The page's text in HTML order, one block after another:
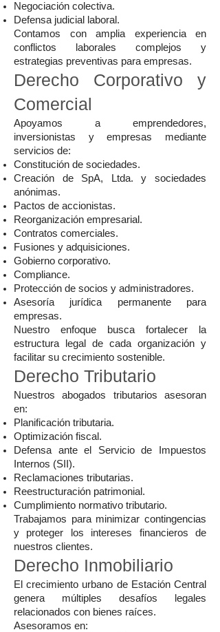
Negociación colectiva.
Defensa judicial laboral.
Contamos con amplia experiencia en
conflictos laborales complejos y
estrategias preventivas para empresas.
Derecho Corporativo y
Comercial
Apoyamos a emprendedores,
inversionistas y empresas mediante
servicios de:
Constitución de sociedades.
Creación de SpA, Ltda. y sociedades
anónimas.
Pactos de accionistas.
Reorganización empresarial.
Contratos comerciales.
Fusiones y adquisiciones.
Gobierno corporativo.
Compliance.
Protección de socios y administradores.
Asesoría jurídica permanente para
empresas.
Nuestro enfoque busca fortalecer la
estructura legal de cada organización y
facilitar su crecimiento sostenible.
Derecho Tributario
Nuestros abogados tributarios asesoran
en:
Planificación tributaria.
Optimización fiscal.
Defensa ante el Servicio de Impuestos
Internos (SII).
Reclamaciones tributarias.
Reestructuración patrimonial.
Cumplimiento normativo tributario.
Trabajamos para minimizar contingencias
y proteger los intereses financieros de
nuestros clientes.
Derecho Inmobiliario
El crecimiento urbano de Estación Central
genera múltiples desafíos legales
relacionados con bienes raíces.
Asesoramos en: